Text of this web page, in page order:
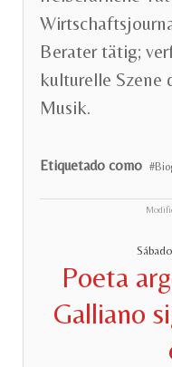
Berater tätig;
kulturelle Szene
Musik.
Etiquetado como
Poeta
Galliano